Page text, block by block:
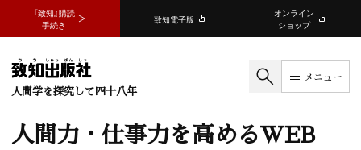
『致知』購読
手続き
致知電子版
オンライン
ショップ
人間学を探究して四十八年
メニュー
人間力・仕事力を高めるWEB